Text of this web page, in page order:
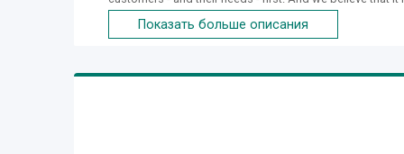
price as competitive as possible to enhance our
leadership sales, profit, and value creation, allowing
Показать больше описания